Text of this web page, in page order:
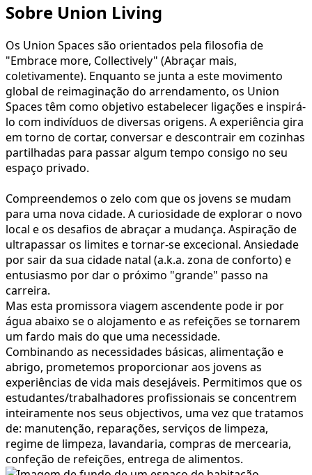
Sobre Union Living
Os Union Spaces são orientados pela filosofia de
"Embrace more, Collectively" (Abraçar mais,
coletivamente). Enquanto se junta a este movimento
global de reimaginação do arrendamento, os Union
Spaces têm como objetivo estabelecer ligações e inspirá-
lo com indivíduos de diversas origens. A experiência gira
em torno de cortar, conversar e descontrair em cozinhas
partilhadas para passar algum tempo consigo no seu
espaço privado.
Compreendemos o zelo com que os jovens se mudam
para uma nova cidade. A curiosidade de explorar o novo
local e os desafios de abraçar a mudança. Aspiração de
ultrapassar os limites e tornar-se excecional. Ansiedade
por sair da sua cidade natal (a.k.a. zona de conforto) e
entusiasmo por dar o próximo "grande" passo na
carreira.
Mas esta promissora viagem ascendente pode ir por
água abaixo se o alojamento e as refeições se tornarem
um fardo mais do que uma necessidade.
Combinando as necessidades básicas, alimentação e
abrigo, prometemos proporcionar aos jovens as
experiências de vida mais desejáveis. Permitimos que os
estudantes/trabalhadores profissionais se concentrem
inteiramente nos seus objectivos, uma vez que tratamos
de: manutenção, reparações, serviços de limpeza,
regime de limpeza, lavandaria, compras de mercearia,
confeção de refeições, entrega de alimentos.